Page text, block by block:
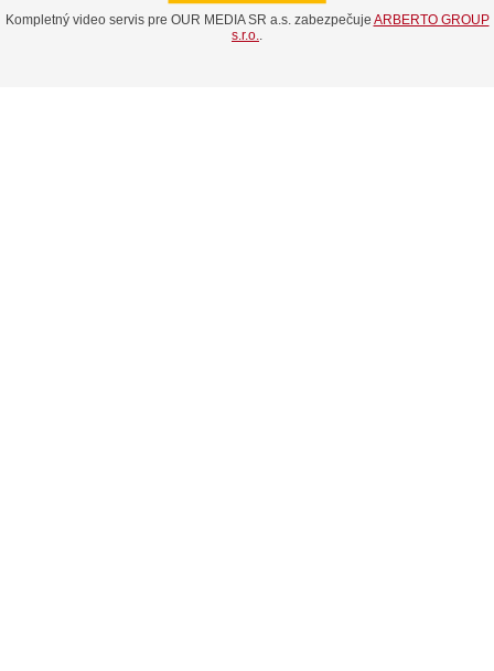
Kompletný video servis pre OUR MEDIA SR a.s. zabezpečuje ARBERTO GROUP
s.r.o..